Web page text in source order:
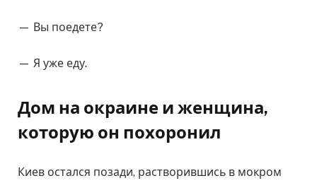
— Вы поедете?
— Я уже еду.
Дом на окраине и женщина,
которую он похоронил
Киев остался позади, растворившись в мокром